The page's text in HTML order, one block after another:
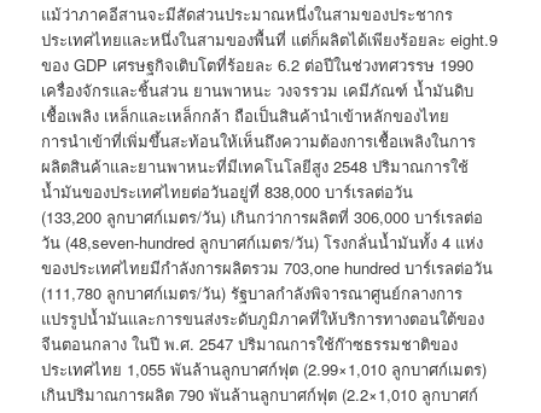
แม้ว่าภาคอีสานจะมีสัดส่วนประมาณหนึ่งในสามของประชากร
ประเทศไทยและหนึ่งในสามของพื้นที่ แต่ก็ผลิตได้เพียงร้อยละ eight.9
ของ GDP เศรษฐกิจเติบโตที่ร้อยละ 6.2 ต่อปีในช่วงทศวรรษ 1990
เครื่องจักรและชิ้นส่วน ยานพาหนะ วงจรรวม เคมีภัณฑ์ น้ำมันดิบ
เชื้อเพลิง เหล็กและเหล็กกล้า ถือเป็นสินค้านำเข้าหลักของไทย
การนำเข้าที่เพิ่มขึ้นสะท้อนให้เห็นถึงความต้องการเชื้อเพลิงในการ
ผลิตสินค้าและยานพาหนะที่มีเทคโนโลยีสูง 2548 ปริมาณการใช้
น้ำมันของประเทศไทยต่อวันอยู่ที่ 838,000 บาร์เรลต่อวัน
(133,200 ลูกบาศก์เมตร/วัน) เกินกว่าการผลิตที่ 306,000 บาร์เรลต่อ
วัน (48,seven-hundred ลูกบาศก์เมตร/วัน) โรงกลั่นน้ำมันทั้ง 4 แห่ง
ของประเทศไทยมีกำลังการผลิตรวม 703,one hundred บาร์เรลต่อวัน
(111,780 ลูกบาศก์เมตร/วัน) รัฐบาลกำลังพิจารณาศูนย์กลางการ
แปรรูปน้ำมันและการขนส่งระดับภูมิภาคที่ให้บริการทางตอนใต้ของ
จีนตอนกลาง ในปี พ.ศ. 2547 ปริมาณการใช้ก๊าซธรรมชาติของ
ประเทศไทย 1,055 พันล้านลูกบาศก์ฟุต (2.99×1,010 ลูกบาศก์เมตร)
เกินปริมาณการผลิต 790 พันล้านลูกบาศก์ฟุต (2.2×1,010 ลูกบาศก์